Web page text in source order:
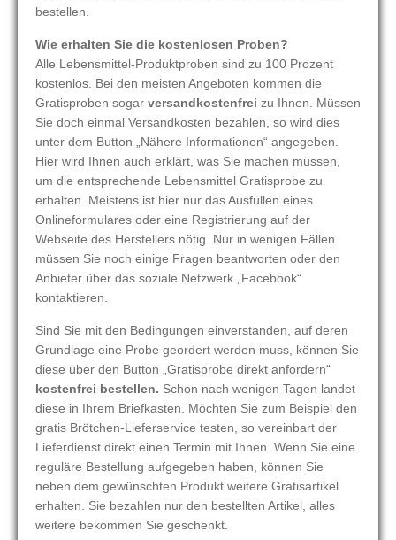
bestellen.
Wie erhalten Sie die kostenlosen Proben?
Alle Lebensmittel-Produktproben sind zu 100 Prozent
kostenlos. Bei den meisten Angeboten kommen die
Gratisproben sogar versandkostenfrei zu Ihnen. Müssen
Sie doch einmal Versandkosten bezahlen, so wird dies
unter dem Button „Nähere Informationen“ angegeben.
Hier wird Ihnen auch erklärt, was Sie machen müssen,
um die entsprechende Lebensmittel Gratisprobe zu
erhalten. Meistens ist hier nur das Ausfüllen eines
Onlineformulares oder eine Registrierung auf der
Webseite des Herstellers nötig. Nur in wenigen Fällen
müssen Sie noch einige Fragen beantworten oder den
Anbieter über das soziale Netzwerk „Facebook“
kontaktieren.
Sind Sie mit den Bedingungen einverstanden, auf deren
Grundlage eine Probe geordert werden muss, können Sie
diese über den Button „Gratisprobe direkt anfordern“
kostenfrei bestellen. Schon nach wenigen Tagen landet
diese in Ihrem Briefkasten. Möchten Sie zum Beispiel den
gratis Brötchen-Lieferservice testen, so vereinbart der
Lieferdienst direkt einen Termin mit Ihnen. Wenn Sie eine
reguläre Bestellung aufgegeben haben, können Sie
neben dem gewünschten Produkt weitere Gratisartikel
erhalten. Sie bezahlen nur den bestellten Artikel, alles
weitere bekommen Sie geschenkt.